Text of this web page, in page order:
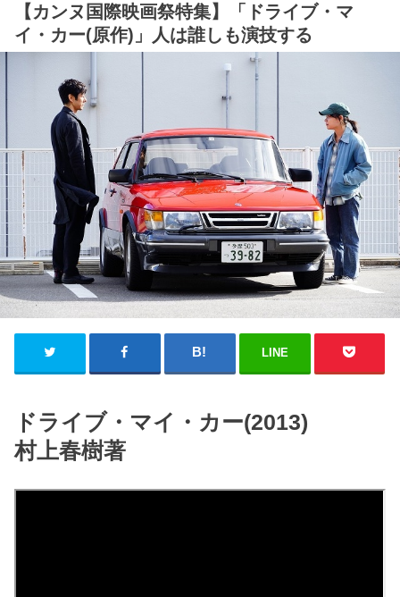
【カンヌ国際映画祭特集】「ドライブ・マ
イ・カー(原作)」人は誰しも演技する
LINE
ドライブ・マイ・カー(2013)
村上春樹著